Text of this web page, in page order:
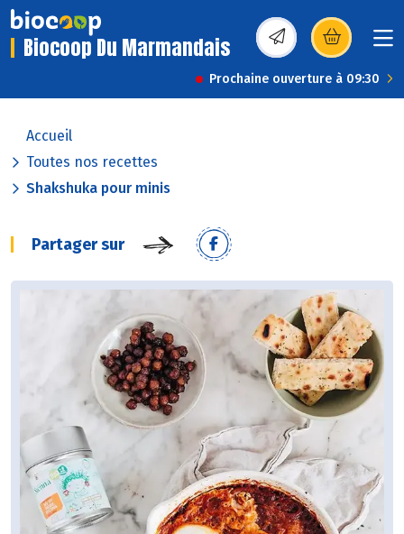
Biocoop Du Marmandais (s’ouvre dans une
Prochaine ouverture à 09:30
Accueil
Toutes nos recettes
Shakshuka pour minis
Partager sur